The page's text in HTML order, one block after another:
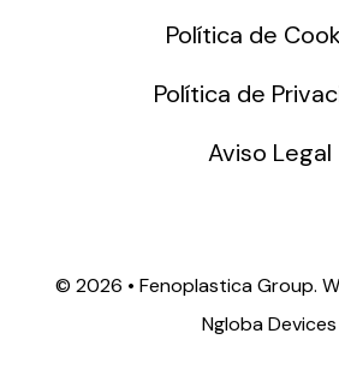
Política de
Política de
Aviso Legal
© 2026 • Fenoplastica Group.
Ngloba Devices